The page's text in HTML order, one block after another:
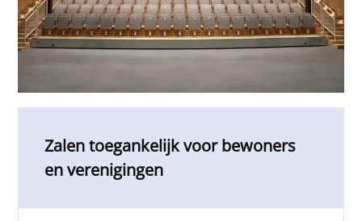
Zalen toegankelijk voor bewoners
en verenigingen